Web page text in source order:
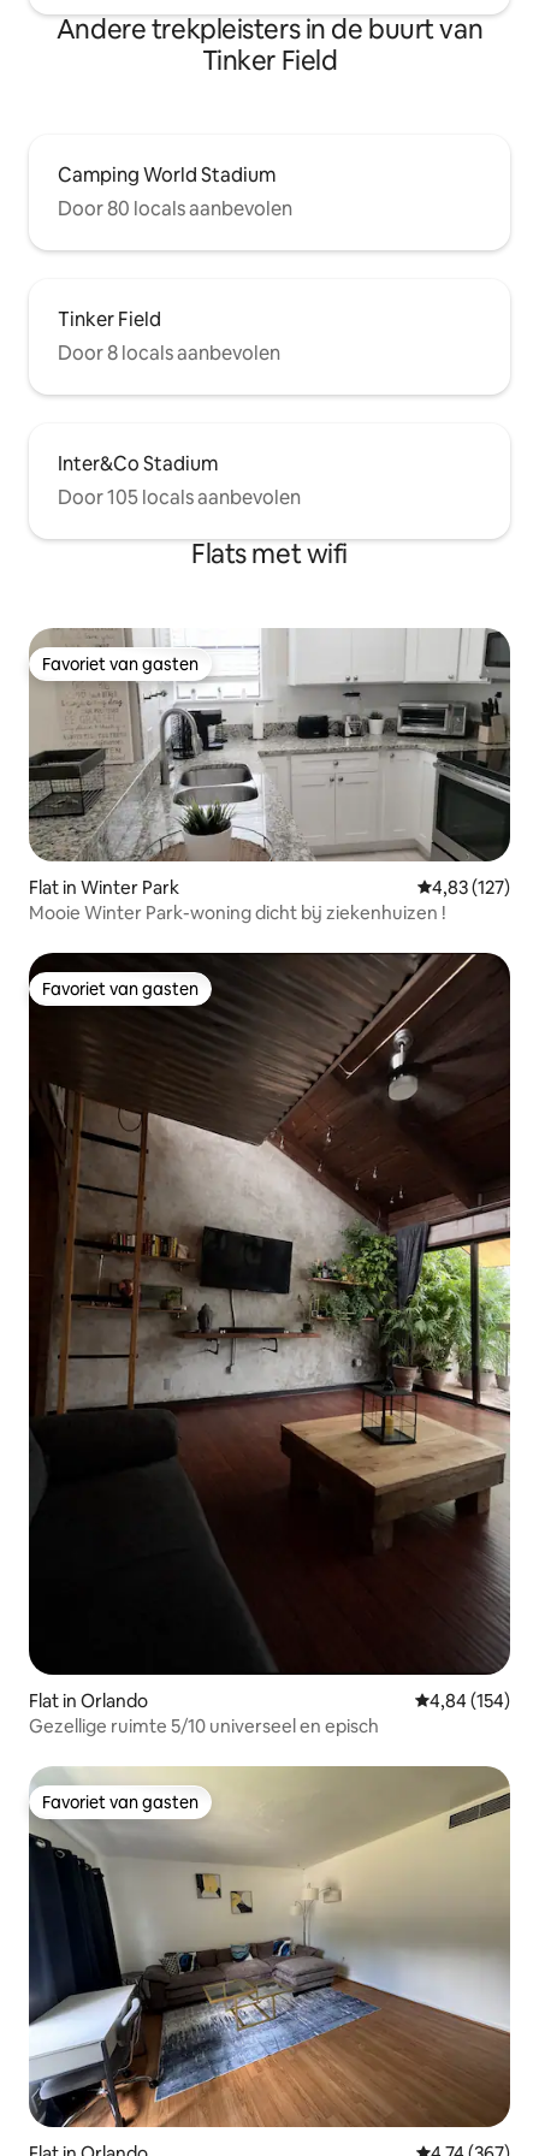
Andere trekpleisters in de buurt van
Tinker Field
Camping World Stadium
Door 80 locals aanbevolen
Tinker Field
Door 8 locals aanbevolen
Inter&Co Stadium
Door 105 locals aanbevolen
Flats met wifi
Favoriet van gasten
Favoriet van gasten
Flat in Winter Park Gemiddelde
4,83 (127)
Mooie Winter Park-woning dicht bij ziekenhuizen !
Favoriet van gasten
Favoriet van gasten
Flat in Orlando Gemiddelde
4,84 (154)
Gezellige ruimte 5/10 universeel en episch
Favoriet van gasten
Favoriet van gasten